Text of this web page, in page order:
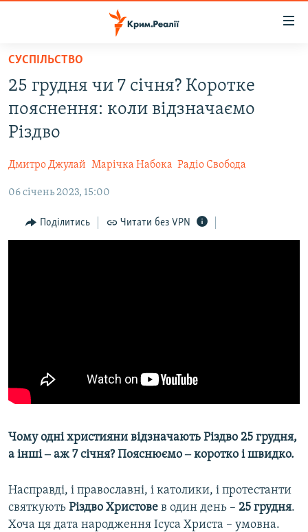
Перейти
основного
матеріалу
Перейти
до
основної
навігації
Перейти
пошуку
ВОДА.КРИМ
ВІДЕО ТА ФОТО
БЛОГИ
ПОГЛЯД
ІНТЕРВ'Ю
УКРАЇНСЬКА ПРОБЛЕМА КРИМУ
ІНФОГРАФІКА
ДОЛУЧАЙСЯ!
Усі сайти RFE/RL
СУСПІЛЬСТВО
25 грудня чи 7 січня? Коротке
пояснення: коли відзначаємо
Різдво
Дмитро Джулай Марічка Набока Радіо Свобода
06 січень 2023, 15:00
Поділитись Читати без VPN
Чому одні християни відзначають Різдво 25 грудня,
а інші ‒ аж 7 січня? Пояснюємо ‒ коротко і швидко.
Насправді, і православні, і католики, і протестанти
святкують Різдво Христове в один день – 25 грудня.
Хоча ця дата народження Ісуса Христа – умовна.